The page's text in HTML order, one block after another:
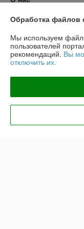
Контакты
Доставка и оплата
Полная версия
Политика
Обработка файлов
Мы используем
пользователей
рекомендаций. Вы
отключить их.